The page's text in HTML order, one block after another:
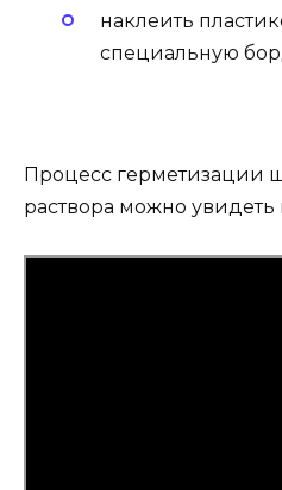
наклеить
специальную
Процесс герметизации
раствора можно увидеть